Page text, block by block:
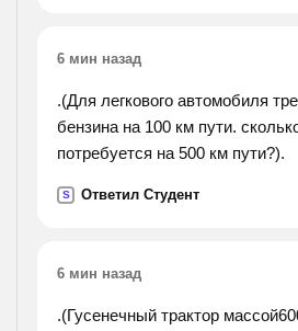
6 мин назад
.(Для легкового автомобиля
бензина на 100 км пути.
потребуется на 500 км пути?).
S Ответил Студент
6 мин назад
.(Гусенечный трактор